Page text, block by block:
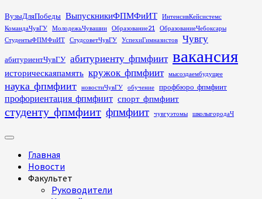
Перейти
к
содержимому
ВузыДляПобеды ВыпускникиФПМФиИТ
ИнтенсивКейсистемс
КомандаЧувГУ
МолодежьЧувашии Образование21
ОбразованиеЧебоксары
СтудентыФПМФиИТ
СтудсоветЧувГУ УспехиГимназистов Чувгу
абитуриентЧувГУ абитуриенту_фпмфиит вакансия
историческаяпамять кружок_фпмфиит мысоздаембудущее
наука_фпмфиит новостиЧувГУ обучение профбюро_фпмфиит
профориентация_фпмфиит спорт_фпмфиит
студенту_фпмфиит фпмфиит чувгуэтомы школыгородаЧ
Основное
Главная
Новости
Факультет
Руководители